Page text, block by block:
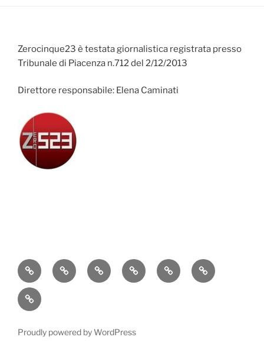
Zerocinque23 è testata giornalistica registrata presso
Tribunale di Piacenza n.712 del 2/12/2013
Direttore responsabile: Elena Caminati
AttualitàCronacaPolitica EconomiaCultura Sport
Contatti
Proudly powered by WordPress